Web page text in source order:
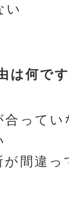
い
は何で
合ってい
間違っ